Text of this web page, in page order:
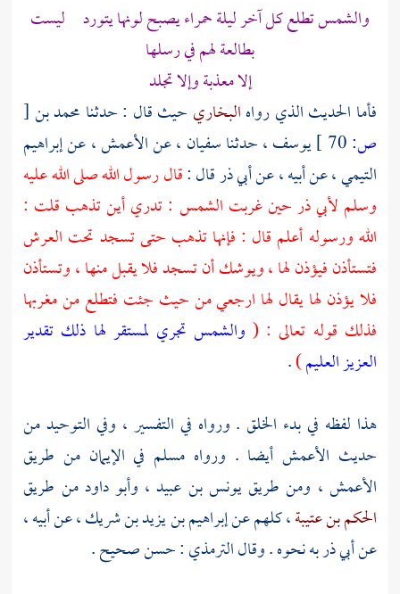
والشمس تطلع كل آخر ليلة حمراء يصبح لونها يتورد ليست
بطالعة لهم في رسلها
إلا معذبة وإلا تجلد
فأما الحديث الذي رواهالبخاري حيث قال : حدثنا محمد بن[
ص:
يوسف، حدثناسفيان ، عنالأعمش، عنإبراهيم
التيمي، عن أبيه ، عنأبي ذرقال :قال رسول الله صلى الله عليه
وسلم لأبي ذرحين غربت الشمس : تدري أين تذهب قلت :
الله ورسوله أعلم قال : فإنها تذهب حتى تسجد تحت العرش
فتستأذن فيؤذن لها ، ويوشك أن تسجد فلا يقبل منها ، وتستأذن
فلا يؤذن لها يقال لها ارجعي من حيث جئت فتطلع من مغربها
فذلك قوله تعالى : ( والشمس تجري لمستقر لها ذلك تقدير
العزيز العليم)
.
هذا لفظه في بدء الخلق . ورواه في التفسير ، وفي التوحيد من
حديث الأعمش أيضا . ورواه مسلم في الإيمان من طريق
الأعمش ، ومن طريقيونس بن عبيد ، وأبو داودمن طريق
الحكم بن عتيبة، كلهم عنإبراهيم بن يزيد بن شريك، عن أبيه ،
عنأبي ذربه نحوه . وقالالترمذي: حسن صحيح .